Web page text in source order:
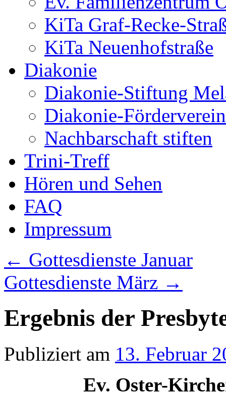
KiTa Graf-Recke-
KiTa Neuenhofstraße
Diakonie
Diakonie-Stiftung
Diakonie-
Nachbarschaft stiften
Trini-Treff
Hören und Sehen
FAQ
Impressum
← Gottesdienste Januar
Gottesdienste März →
Ergebnis der
Publiziert am 13. Februar
Ev. Oster-